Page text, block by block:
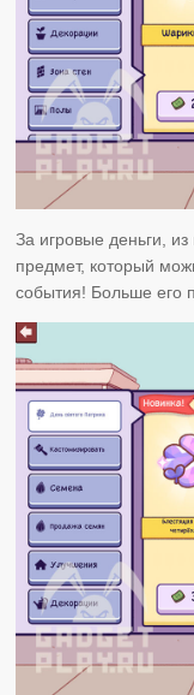
За игровые деньги,
предмет, который
события! Больше его